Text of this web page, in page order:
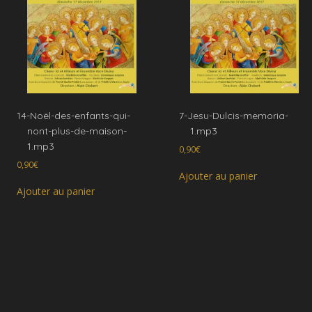
14-Noël-des-enfants-qui-
nont-plus-de-maison-
1.mp3
0,90€
Ajouter au panier
7-Jesu-Dulcis-memoria-
1.mp3
0,90€
Ajouter au panier